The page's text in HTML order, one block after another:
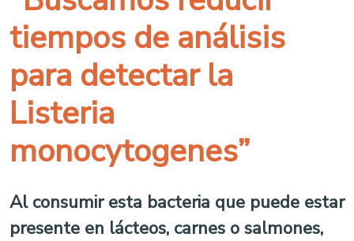
tiempos de análisis
para detectar la
Listeria
monocytogenes”
Al consumir esta bacteria que puede estar
presente en lácteos, carnes o salmones,